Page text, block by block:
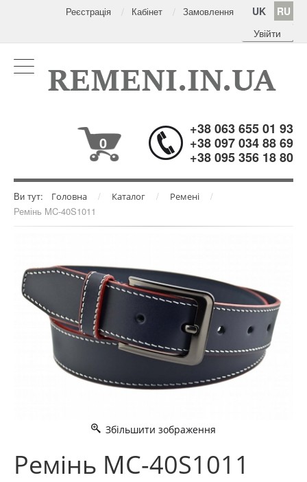
UK RU
Реєстрація Кабінет Замовлення
Увійти
+38 063 655 01 93
+38 097 034 88 69
+38 095 356 18 80
0
Ви тут: Головна / Каталог / Ремені
/
Ремінь MC-40S1011
Збільшити зображення
Ремінь MC-40S1011